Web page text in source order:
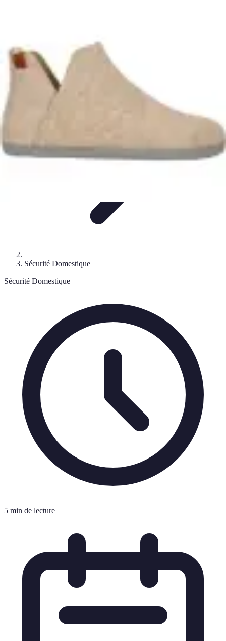
Serrure et Sécurité
Sécurité Domestique
Sécurité Domestique
5 min de lecture